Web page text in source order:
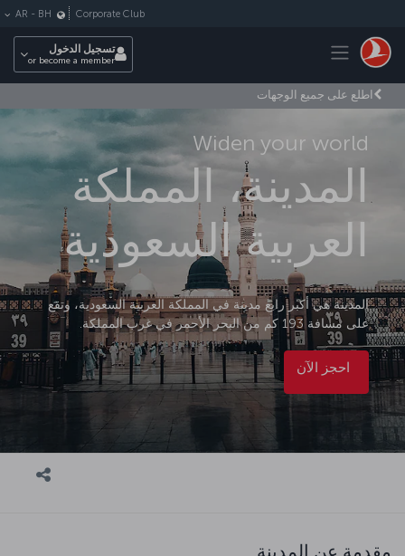
Toggle navigation
Corporate Club
AR - BH
تسجيل الدخول
or become a member
اطلع على جميع الوجهات
Widen your world
المدينة، المملكة
العربية السعودية
المدينة هي أكبر رابع مدينة في المملكة العربية السعودية، وتقع
على مسافة 193 كم من البحر الأحمر في غرب المملكة.
احجز الآن
مقدمة عن المدينة